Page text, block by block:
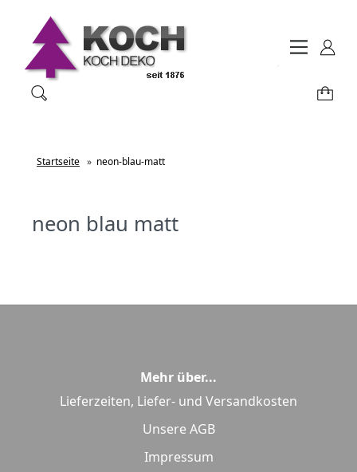
Startseite » neon-blau-matt
neon blau matt
Mehr über...
Lieferzeiten, Liefer- und Versandkosten
Unsere AGB
Impressum